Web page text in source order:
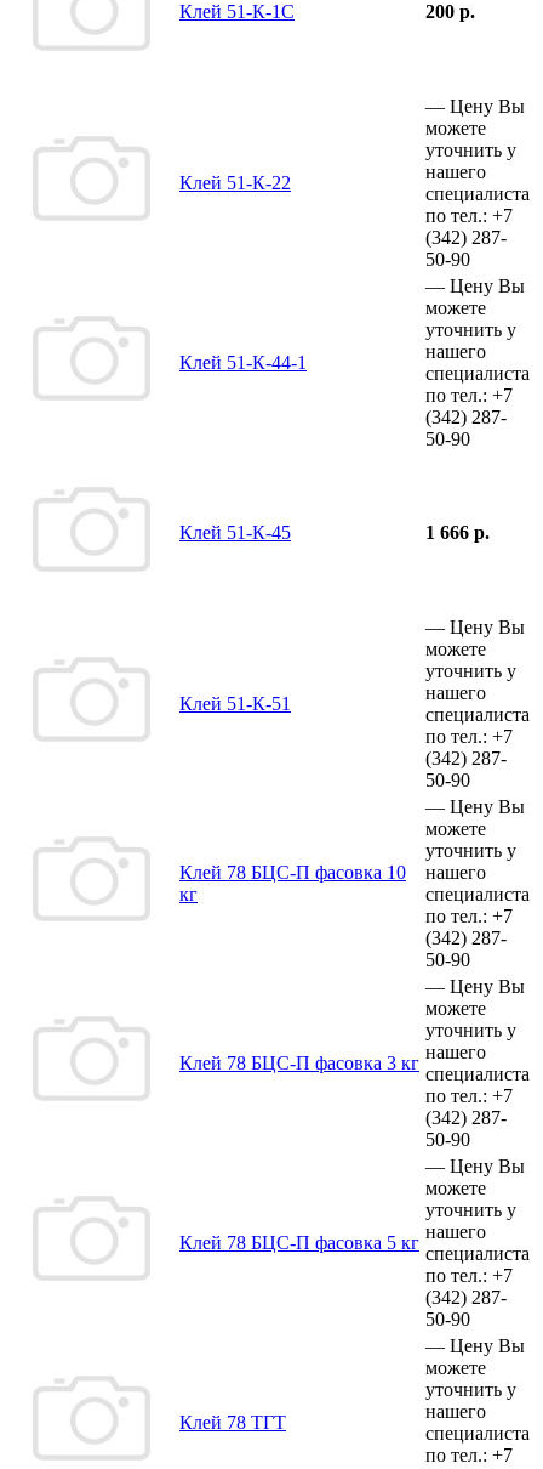
Клей 51-К-1С 200 р.
Клей 51-К-22
— Цену Вы
можете
уточнить у
нашего
специалиста
по тел.: +7
(342) 287-
50-90
Клей 51-К-44-1
— Цену Вы
можете
уточнить у
нашего
специалиста
по тел.: +7
(342) 287-
50-90
Клей 51-К-45 1 666 р.
Клей 51-К-51
— Цену Вы
можете
уточнить у
нашего
специалиста
по тел.: +7
(342) 287-
50-90
Клей 78 БЦС-П фасовка 10
кг
— Цену Вы
можете
уточнить у
нашего
специалиста
по тел.: +7
(342) 287-
50-90
Клей 78 БЦС-П фасовка 3 кг
— Цену Вы
можете
уточнить у
нашего
специалиста
по тел.: +7
(342) 287-
50-90
Клей 78 БЦС-П фасовка 5 кг
— Цену Вы
можете
уточнить у
нашего
специалиста
по тел.: +7
(342) 287-
50-90
Клей 78 ТГТ
— Цену Вы
можете
уточнить у
нашего
специалиста
по тел.: +7